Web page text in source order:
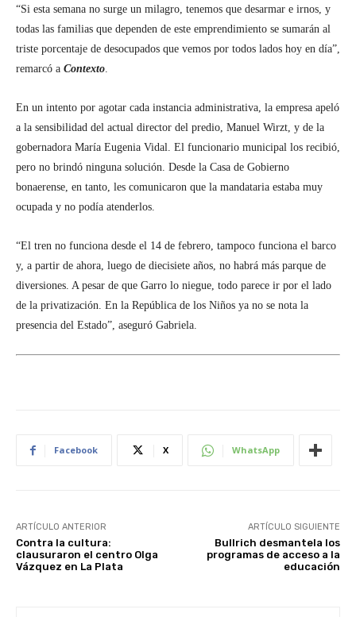
“Si esta semana no surge un milagro, tenemos que desarmar e irnos, y
todas las familias que dependen de este emprendimiento se sumarán al
triste porcentaje de desocupados que vemos por todos lados hoy en día”,
remarcó a Contexto.
En un intento por agotar cada instancia administrativa, la empresa apeló
a la sensibilidad del actual director del predio, Manuel Wirzt, y de la
gobernadora María Eugenia Vidal. El funcionario municipal los recibió,
pero no brindó ninguna solución. Desde la Casa de Gobierno
bonaerense, en tanto, les comunicaron que la mandataria estaba muy
ocupada y no podía atenderlos.
“El tren no funciona desde el 14 de febrero, tampoco funciona el barco
y, a partir de ahora, luego de diecisiete años, no habrá más parque de
diversiones. A pesar de que Garro lo niegue, todo parece ir por el lado
de la privatización. En la República de los Niños ya no se nota la
presencia del Estado”, aseguró Gabriela.
Facebook X WhatsApp
ARTÍCULO ANTERIOR
Contra la cultura:
clausuraron el centro Olga
Vázquez en La Plata
ARTÍCULO SIGUIENTE
Bullrich desmantela los
programas de acceso a la
educación